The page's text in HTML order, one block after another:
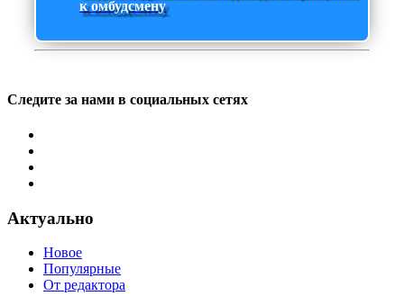
к омбудсмену
Следите за нами в социальных сетях
Актуально
Новое
Популярные
От редактора